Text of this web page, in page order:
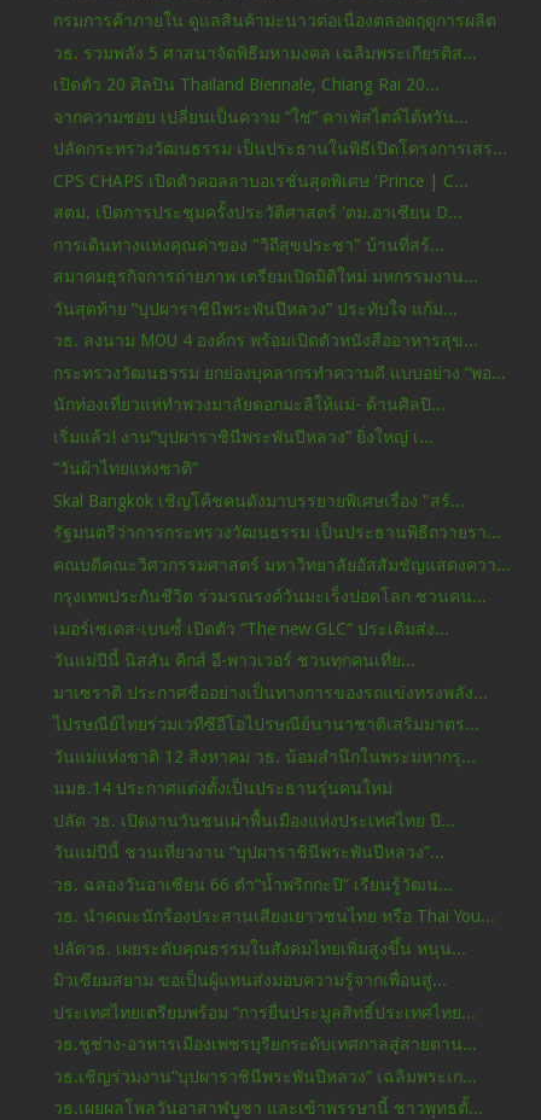
กรมการค้าภายใน ดูแลสินค้ามะนาวต่อเนื่องตลอดฤดูการผลิต
วธ. รวมพลัง 5 ศาสนาจัดพิธีมหามงคล เฉลิมพระเกียรติส...
เปิดตัว 20 ศิลปิน Thailand Biennale, Chiang Rai 20...
จากความชอบ เปลี่ยนเป็นความ “ใช่” คาเฟ่สไตล์ไต้หวัน...
ปลัดกระทรวงวัฒนธรรม เป็นประธานในพิธีเปิดโครงการเสร...
CPS CHAPS เปิดตัวคอลลาบอเรชั่นสุดพิเศษ 'Prince | C...
สตม. เปิดการประชุมครั้งประวัติศาสตร์ 'ตม.อาเซียน D...
การเดินทางแห่งคุณค่าของ "วิถีสุขประชา" บ้านที่สร้...
สมาคมธุรกิจการถ่ายภาพ เตรียมเปิดมิติใหม่ มหกรรมงาน...
วันสุดท้าย “บุปผาราชินีพระพันปีหลวง” ประทับใจ แก้ม...
วธ. ลงนาม MOU 4 องค์กร พร้อมเปิดตัวหนังสืออาหารสุข...
กระทรวงวัฒนธรรม ยกย่องบุคลากรทำความดี แบบอย่าง “พอ...
นักท่องเที่ยวแห่ทำพวงมาลัยดอกมะลิให้แม่- ด้านศิลปิ...
เริ่มแล้ว! งาน“บุปผาราชินีพระพันปีหลวง” ยิ่งใหญ่ เ...
“วันผ้าไทยแห่งชาติ”
Skal Bangkok เชิญโค้ชคนดังมาบรรยายพิเศษเรื่อง "สร้...
รัฐมนตรีว่าการกระทรวงวัฒนธรรม เป็นประธานพิธีถวายรา...
คณบดีคณะวิศวกรรมศาสตร์ มหาวิทยาลัยอัสสัมชัญแสดงควา...
กรุงเทพประกันชีวิต ร่วมรณรงค์วันมะเร็งปอดโลก ชวนคน...
เมอร์เซเดส-เบนซ์์ เปิดตัว “The new GLC” ประเดิมส่ง...
วันแม่ปีนี้ นิสสัน คิกส์ อี-พาวเวอร์ ชวนทุกคนเที่ย...
มาเซราติ ประกาศชื่ออย่างเป็นทางการของรถแข่งทรงพลัง...
ไปรษณีย์ไทยร่วมเวทีซีอีโอไปรษณีย์นานาชาติเสริมมาตร...
วันแม่แห่งชาติ 12 สิงหาคม วธ. น้อมสำนึกในพระมหากรุ...
นมธ.14 ประกาศแต่งตั้งเป็นประธานรุ่นคนใหม่
ปลัด วธ. เปิดงานวันชนเผ่าพื้นเมืองแห่งประเทศไทย ปี...
วันแม่ปีนี้ ชวนเที่ยวงาน “บุปผาราชินีพระพันปีหลวง”...
วธ. ฉลองวันอาเซียน 66 ตำ“น้ำพริกกะปิ” เรียนรู้วัฒน...
วธ. นำคณะนักร้องประสานเสียงเยาวชนไทย หรือ Thai You...
ปลัดวธ. เผยระดับคุณธรรมในสังคมไทยเพิ่มสูงขึ้น หนุน...
มิวเซียมสยาม ขอเป็นผู้แทนส่งมอบความรู้จากเพื่อนสู่...
ประเทศไทยเตรียมพร้อม “การยื่นประมูลสิทธิ์ประเทศไทย...
วธ.ชูช่าง-อาหารเมืองเพชรบุรียกระดับเทศกาลสู่สายตาน...
วธ.เชิญร่วมงาน“บุปผาราชินีพระพันปีหลวง” เฉลิมพระเก...
วธ.เผยผลโพลวันอาสาฬบูชา และเข้าพรรษานี้ ชาวพุทธตั้...